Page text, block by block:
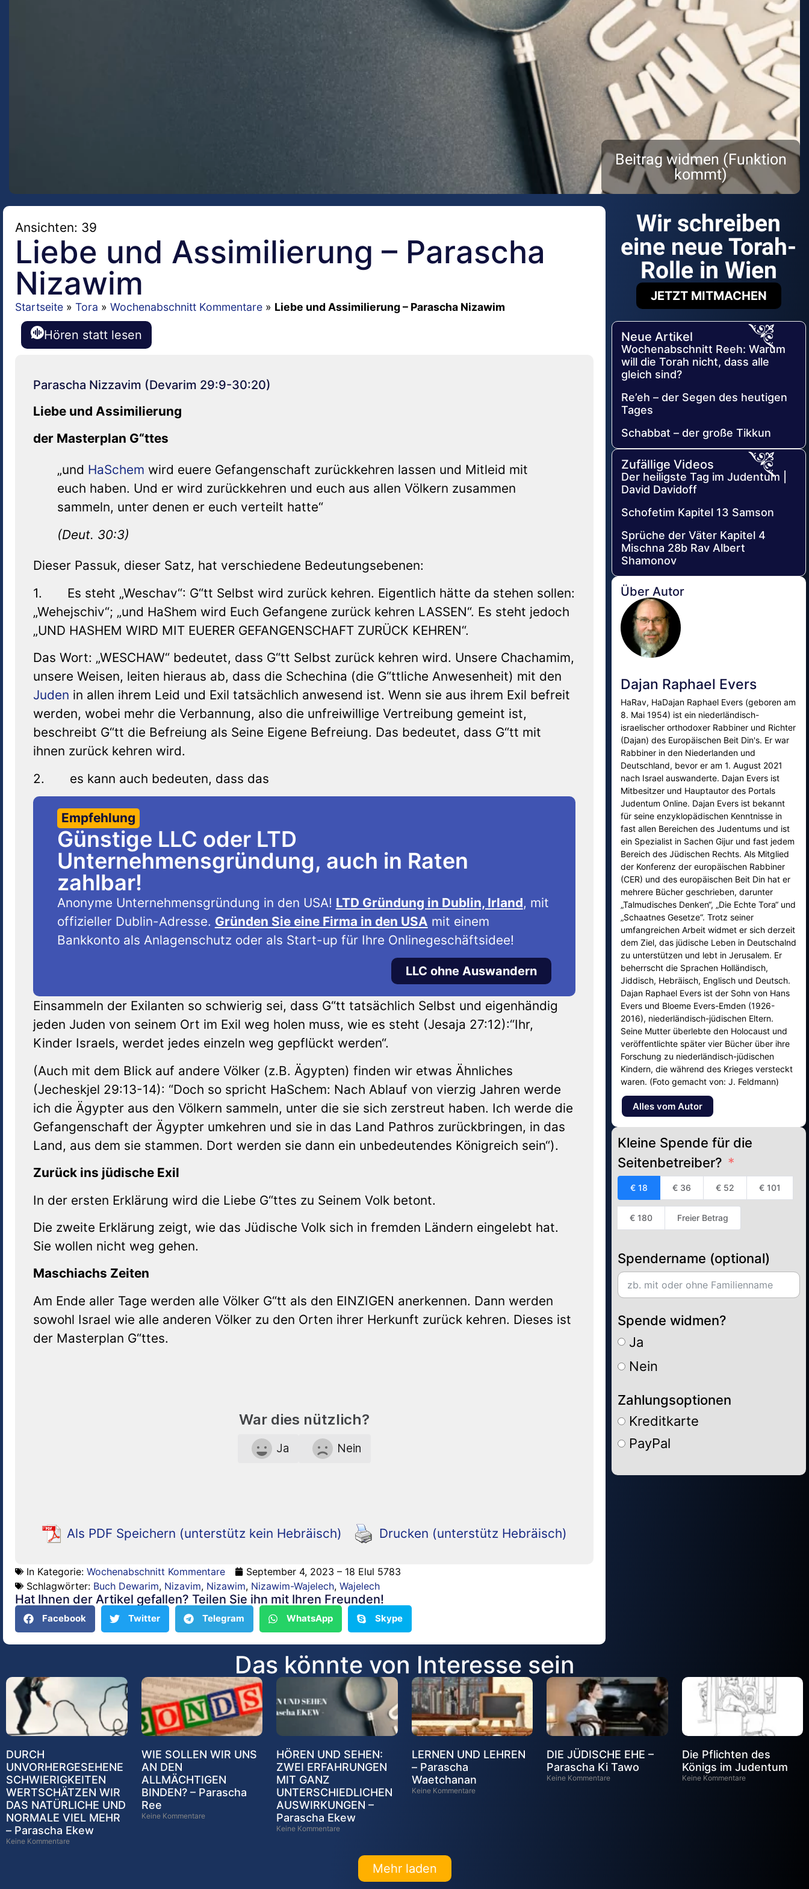
Beitrag widmen (Funktion
kommt)
Ansichten: 39
Liebe und Assimilierung – Parascha
Nizawim
Startseite » Tora » Wochenabschnitt Kommentare » Liebe und Assimilierung – Parascha Nizawim
Hören statt lesen
Parascha Nizzavim (Devarim 29:9-30:20)
Liebe und Assimilierung
der Masterplan G“ttes
„und HaSchem wird euere Gefangenschaft zurückkehren lassen und Mitleid mit
euch haben. Und er wird zurückkehren und euch aus allen Völkern zusammen
sammeln, unter denen er euch verteilt hatte“
(Deut. 30:3)
Dieser Passuk, dieser Satz, hat verschiedene Bedeutungsebenen:
1. Es steht „Weschav“: G“tt Selbst wird zurück kehren. Eigentlich hätte da stehen sollen:
„Wehejschiv“; „und HaShem wird Euch Gefangene zurück kehren LASSEN“. Es steht jedoch
„UND HASHEM WIRD MIT EUERER GEFANGENSCHAFT ZURÜCK KEHREN“.
Das Wort: „WESCHAW“ bedeutet, dass G“tt Selbst zurück kehren wird. Unsere Chachamim,
unsere Weisen, leiten hieraus ab, dass die Schechina (die G“ttliche Anwesenheit) mit den
Juden in allen ihrem Leid und Exil tatsächlich anwesend ist. Wenn sie aus ihrem Exil befreit
werden, wobei mehr die Verbannung, also die unfreiwillige Vertreibung gemeint ist,
beschreibt G“tt die Befreiung als Seine Eigene Befreiung. Das bedeutet, dass G“tt mit
ihnen zurück kehren wird.
2. es kann auch bedeuten, dass das
Empfehlung
Günstige LLC oder LTD
Unternehmensgründung, auch in Raten
zahlbar!
Anonyme Unternehmensgründung in den USA! LTD Gründung in Dublin, Irland, mit
offizieller Dublin-Adresse. Gründen Sie eine Firma in den USA mit einem
Bankkonto als Anlagenschutz oder als Start-up für Ihre Onlinegeschäftsidee!
LLC ohne Auswandern
Einsammeln der Exilanten so schwierig sei, dass G“tt tatsächlich Selbst und eigenhändig
jeden Juden von seinem Ort im Exil weg holen muss, wie es steht (Jesaja 27:12):“Ihr,
Kinder Israels, werdet jedes einzeln weg gepflückt werden“.
(Auch mit dem Blick auf andere Völker (z.B. Ägypten) finden wir etwas Ähnliches
(Jecheskjel 29:13-14): “Doch so spricht HaSchem: Nach Ablauf von vierzig Jahren werde
ich die Ägypter aus den Völkern sammeln, unter die sie sich zerstreut haben. Ich werde die
Gefangenschaft der Ägypter umkehren und sie in das Land Pathros zurückbringen, in das
Land, aus dem sie stammen. Dort werden sie dann ein unbedeutendes Königreich sein“).
Zurück ins jüdische Exil
In der ersten Erklärung wird die Liebe G“ttes zu Seinem Volk betont.
Die zweite Erklärung zeigt, wie das Jüdische Volk sich in fremden Ländern eingelebt hat.
Sie wollen nicht weg gehen.
Maschiachs Zeiten
Am Ende aller Tage werden alle Völker G“tt als den EINZIGEN anerkennen. Dann werden
sowohl Israel wie alle anderen Völker zu den Orten ihrer Herkunft zurück kehren. Dieses ist
der Masterplan G“ttes.
War dies nützlich?
Ja Nein
Als PDF Speichern (unterstütz kein Hebräisch) Drucken (unterstütz Hebräisch)
In Kategorie: Wochenabschnitt Kommentare
September 4, 2023 – 18 Elul 5783
Schlagwörter: Buch Dewarim, Nizavim, Nizawim, Nizawim-Wajelech, Wajelech
Hat Ihnen der Artikel gefallen? Teilen Sie ihn mit Ihren Freunden!
Facebook Twitter Telegram WhatsApp Skype
Wir schreiben
eine neue Torah-
Rolle in Wien
JETZT MITMACHEN
Neue Artikel
Wochenabschnitt Reeh: Warum
will die Torah nicht, dass alle
gleich sind?
Re’eh – der Segen des heutigen
Tages
Schabbat – der große Tikkun
Zufällige Videos
Der heiligste Tag im Judentum |
David Davidoff
Schofetim Kapitel 13 Samson
Sprüche der Väter Kapitel 4
Mischna 28b Rav Albert
Shamonov
Über Autor
Dajan Raphael Evers
HaRav, HaDajan Raphael Evers (geboren am
8. Mai 1954) ist ein niederländisch-
israelischer orthodoxer Rabbiner und Richter
(Dajan) des Europäischen Beit Din's. Er war
Rabbiner in den Niederlanden und
Deutschland, bevor er am 1. August 2021
nach Israel auswanderte. Dajan Evers ist
Mitbesitzer und Hauptautor des Portals
Judentum Online. Dajan Evers ist bekannt
für seine enzyklopädischen Kenntnisse in
fast allen Bereichen des Judentums und ist
ein Spezialist in Sachen Gijur und fast jedem
Bereich des Jüdischen Rechts. Als Mitglied
der Konferenz der europäischen Rabbiner
(CER) und des europäischen Beit Din hat er
mehrere Bücher geschrieben, darunter
„Talmudisches Denken“, „Die Echte Tora“ und
„Schaatnes Gesetze“. Trotz seiner
umfangreichen Arbeit widmet er sich derzeit
dem Ziel, das jüdische Leben in Deutschalnd
zu unterstützen und lebt in Jerusalem. Er
beherrscht die Sprachen Holländisch,
Jiddisch, Hebräisch, Englisch und Deutsch.
Dajan Raphael Evers ist der Sohn von Hans
Evers und Bloeme Evers-Emden (1926-
2016), niederländisch-jüdischen Eltern.
Seine Mutter überlebte den Holocaust und
veröffentlichte später vier Bücher über ihre
Forschung zu niederländisch-jüdischen
Kindern, die während des Krieges versteckt
waren. (Foto gemacht von: J. Feldmann)
Alles vom Autor
Kleine Spende für die
Seitenbetreiber?
€ 18 € 36 € 52 € 101
€ 180 Freier Betrag
Spendername (optional)
Spende widmen?
Ja
Nein
Zahlungsoptionen
Kreditkarte
PayPal
Alternative:
Das könnte von Interesse sein
DURCH
UNVORHERGESEHENE
SCHWIERIGKEITEN
WERTSCHÄTZEN WIR
DAS NATÜRLICHE UND
NORMALE VIEL MEHR
– Parascha Ekew
Keine Kommentare
WIE SOLLEN WIR UNS
AN DEN
ALLMÄCHTIGEN
BINDEN? – Parascha
Ree
Keine Kommentare
HÖREN UND SEHEN:
ZWEI ERFAHRUNGEN
MIT GANZ
UNTERSCHIEDLICHEN
AUSWIRKUNGEN –
Parascha Ekew
Keine Kommentare
LERNEN UND LEHREN
– Parascha
Waetchanan
Keine Kommentare
DIE JÜDISCHE EHE –
Parascha Ki Tawo
Keine Kommentare
Die Pflichten des
Königs im Judentum
Keine Kommentare
Mehr laden